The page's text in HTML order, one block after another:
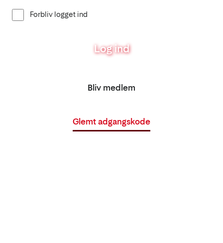
Forbliv logget ind
Log ind
Bliv medlem
Glemt adgangskode